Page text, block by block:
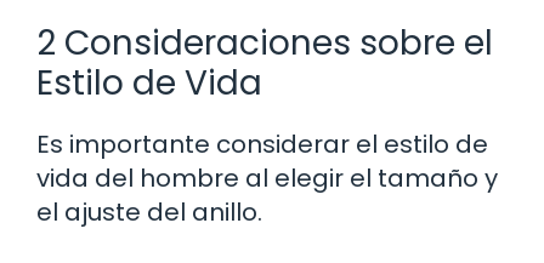
2 Consideraciones sobre el
Estilo de Vida
Es importante considerar el estilo de
vida del hombre al elegir el tamaño y
el ajuste del anillo.